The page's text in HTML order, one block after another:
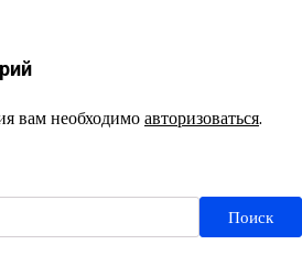
вам необходимоавторизоваться.
Поиск